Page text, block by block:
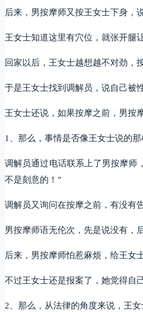
后来，男按摩师又按王女士下身，
王女士知道这里有穴位，就张开腿
回家以后，王女士越想越不对劲，
于是王女士找到调解员，说自己被
王女士还说，如果按摩之前，男按
1、那么，事情是否像王女士说的那
调解员通过电话联系上了男按摩师
不是刻意的！”
调解员又询问在按摩之前，有没有
男按摩师语无伦次，先是说没有，
后来，男按摩师怕惹麻烦，给王女
不过王女士还是报案了，她觉得自
2、那么，从法律的角度来说，王